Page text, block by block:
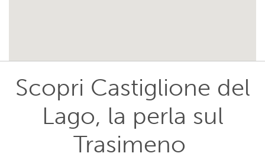
Scopri Castiglione del
Lago, la perla sul
Trasimeno